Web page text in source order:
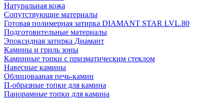
Натуральная кожа
Сопутствующие материалы
Готовая полимерная затирка DIAMANT STAR LVL.80
Подготовительные материалы
Эпоксидная затирка Диамант
Камины и гриль зоны
Каминные топки с призматическим стеклом
Навесные камины
Облицовааная печь-камин
П-образные топки для камина
Панорамные топки для камина